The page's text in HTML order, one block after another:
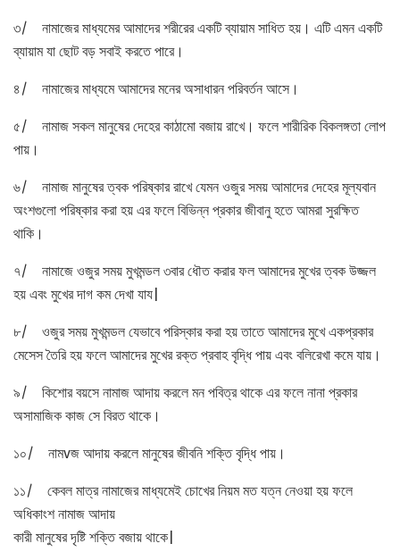
৩/ নামাজের মাধ্যমের আমাদের শরীরের একটি ব্যায়াম সাধিত হয়। এটি এমন একটি
ব্যায়াম যা ছোট বড় সবাই করতে পারে।
৪/ নামাজের মাধ্যমে আমাদের মনের অসাধারন পরিবর্তন আসে।
৫/ নামাজ সকল মানুষের দেহের কাঠামো বজায় রাখে। ফলে শারীরিক বিকলঙ্গতা লোপ
পায়।
৬/ নামাজ মানুষের ত্বক পরিষ্কার রাখে যেমন ওজুর সময় আমাদের দেহের মূল্যবান
অংশগুলো পরিষ্কার করা হয় এর ফলে বিভিন্ন প্রকার জীবানু হতে আমরা সুরক্ষিত
থাকি।
৭/ নামাজে ওজুর সময় মুখমন্ডল ৩বার ধৌত করার ফল আমাদের মুখের ত্বক উজ্জল
হয় এবং মুখের দাগ কম দেখা যায|
৮/ ওজুর সময় মুখমন্ডল যেভাবে পরিস্কার করা হয় তাতে আমাদের মুখে একপ্রকার
মেসেস তৈরি হয় ফলে আমাদের মুখের রক্ত প্রবাহ বৃদ্ধি পায় এবং বলিরেখা কমে যায়।
৯/ কিশোর বয়সে নামাজ আদায় করলে মন পবিত্র থাকে এর ফলে নানা প্রকার
অসামাজিক কাজ সে বিরত থাকে।
১০/ নামvজ আদায় করলে মানুষের জীবনি শক্তি বৃদ্ধি পায়।
১১/ কেবল মাত্র নামাজের মাধ্যমেই চোখের নিয়ম মত যত্ন নেওয়া হয় ফলে
অধিকাংশ নামাজ আদায়
কারী মানুষের দৃষ্টি শক্তি বজায় থাকে|